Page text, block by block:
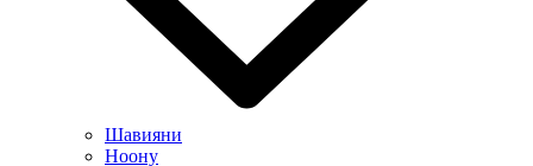
Шавияни
Ноону